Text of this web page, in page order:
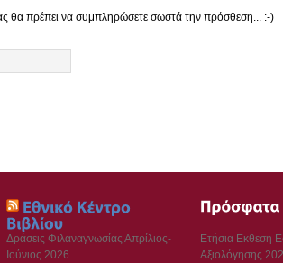
θα πρέπει να συμπληρώσετε σωστά την πρόσθεση... :-)
Δράσεις Φιλαναγνωσίας Απρίλιος-
Ιούνιος 2026
Ετήσια Εκθεση
Αξιολόγησης